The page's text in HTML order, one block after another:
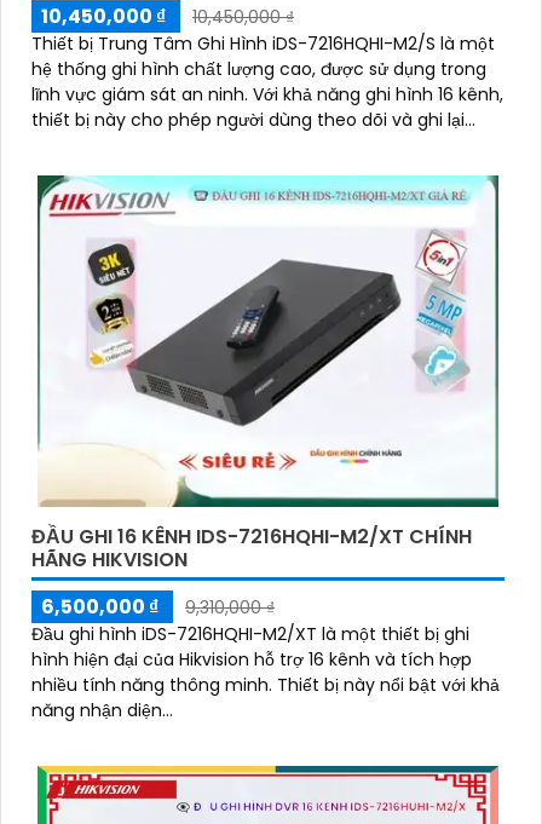
10,450,000 ₫
10,450,000 ₫
Thiết bị Trung Tâm Ghi Hình iDS-7216HQHI-M2/S là một
hệ thống ghi hình chất lượng cao, được sử dụng trong
lĩnh vực giám sát an ninh. Với khả năng ghi hình 16 kênh,
thiết bị này cho phép người dùng theo dõi và ghi lại
ĐẦU GHI 16 KÊNH IDS-7216HQHI-M2/XT CHÍNH
HÃNG HIKVISION
6,500,000 ₫
9,310,000 ₫
Đầu ghi hình iDS-7216HQHI-M2/XT là một thiết bị ghi
hình hiện đại của Hikvision hỗ trợ 16 kênh và tích hợp
nhiều tính năng thông minh. Thiết bị này nổi bật với khả
năng nhận diện...